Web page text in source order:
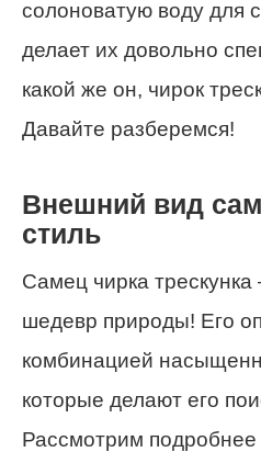
солоноватую воду для
делает их довольно
какой же он, чирок
Давайте разберемся!
Внешний вид
стиль
Самец чирка
шедевр природы! Его
комбинацией
которые делают его
Рассмотрим